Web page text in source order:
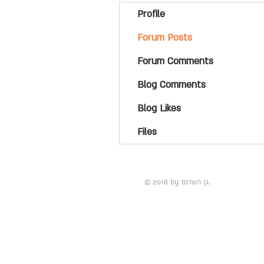
Profile
Forum Posts
Forum Comments
Blog Comments
Blog Likes
Files
© 2018 by גן השלום.